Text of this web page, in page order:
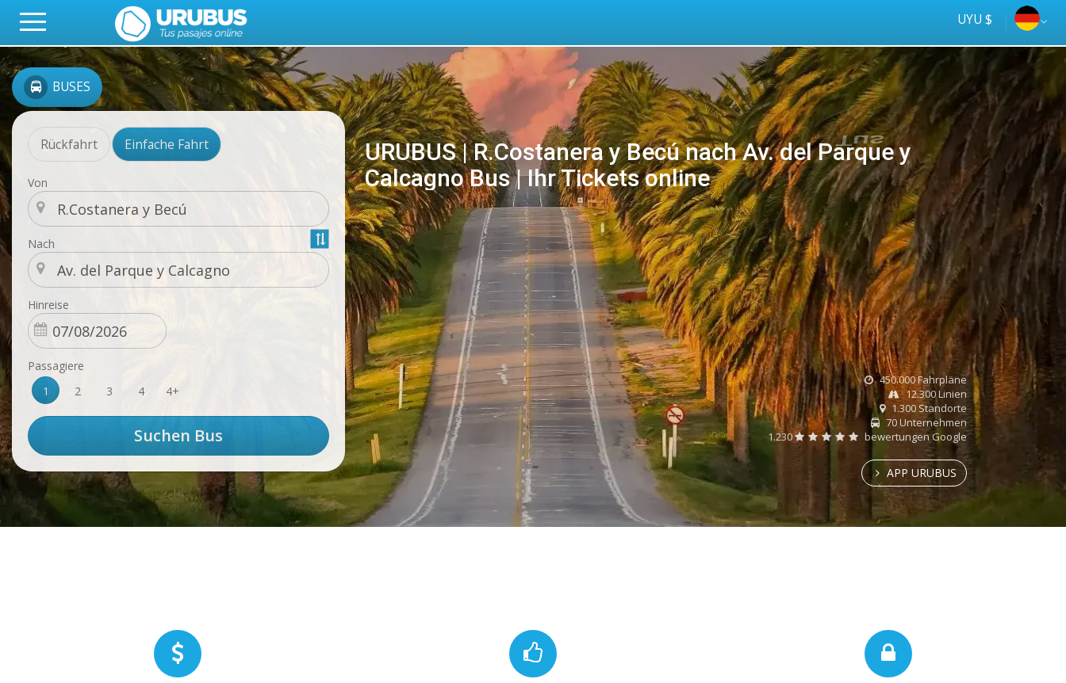
UYU $
BUSES
Rückfahrt Einfache Fahrt
Von
Nach
Hinreise
Passagiere
1
2 3 4 4+
URUBUS | R.Costanera y Becú nach Av. del Parque y
Calcagno Bus | Ihr Tickets online
online
Tus
ómnibus
450.000 Fahrpläne
12.300 Linien
1.300 Standorte
70 Unternehmen
1.230
bewertungen Google
APP URUBUS